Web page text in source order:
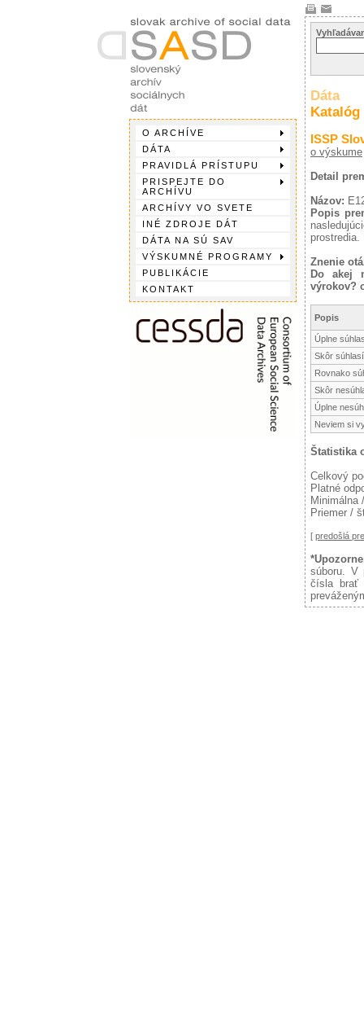
O ARCHÍVE
DÁTA
PRAVIDLÁ PRÍSTUPU
PRISPEJTE DO
ARCHÍVU
ARCHÍVY VO SVETE
INÉ ZDROJE DÁT
DÁTA NA SÚ SAV
VÝSKUMNÉ PROGRAMY
PUBLIKÁCIE
KONTAKT
Dáta
Katalóg
ISSP
o výskume
Detail
Názov:
Popis
prostredia.
Znenie
Do akej
výrokov?
Popis
Úplne
Skôr
Rovnako
Skôr
Úplne
Neviem si
Štatistika
Celkový
Platné
Minimálna
Priemer /
[ predošlá
súboru. V
čísla brať